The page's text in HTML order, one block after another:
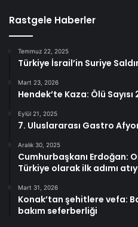
Rastgele Haberler
Temmuz 22, 2025
Türkiye İsrail’in Suriye
Mart 23, 2026
Hendek’te Kaza: Ölü Sayısı
Eylül 21, 2025
7. Uluslararası Gastro
Aralık 30, 2025
Cumhurbaşkanı Erdoğan:
Türkiye olarak ilk adımı
Mart 31, 2026
Konak’tan şehitlere vefa:
bakım seferberliği